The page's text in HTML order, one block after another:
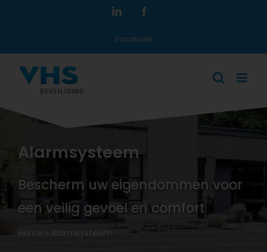
LinkedIn
Vacatures
Alarmsysteem
Bescherm uw eigendommen voor
een veilig gevoel en comfort
Home » Alarmsysteem